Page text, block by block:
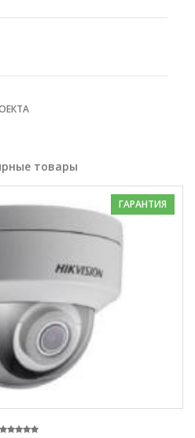
товары
ГАРАНТИЯ